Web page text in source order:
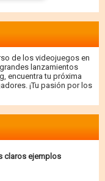
de los videojuegos en
lanzamientos
encuentra tu próxima
¡Tu pasión por los
claros ejemplos